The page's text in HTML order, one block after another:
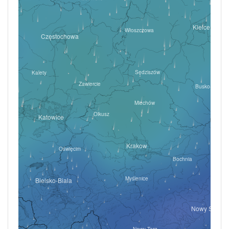
Bielsko-Biala
Nowy Sącz
Myślenice
Oświęcim
Zawiercie
Olkusz
Kalety
Katowice
Krakow
Busko-Zdrój
Bochnia
Miechów
Sędziszów
Częstochowa
Kielce
Włoszczowa